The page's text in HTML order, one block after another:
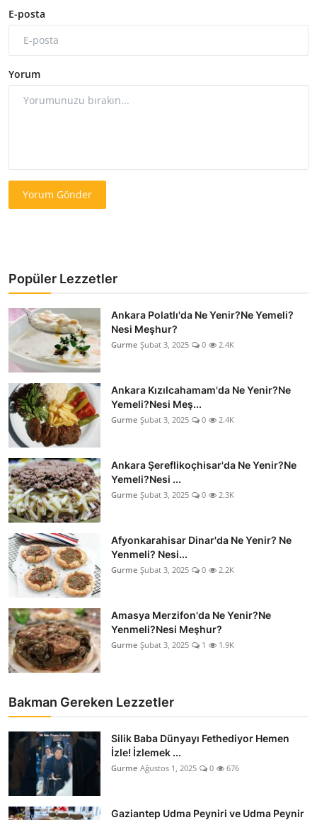
E-posta
Yorum
Yorum Gönder
Popüler Lezzetler
Ankara Polatlı'da Ne Yenir?Ne Yemeli?
Nesi Meşhur?
Gurme Şubat 3, 2025 0 2.4K
Ankara Kızılcahamam'da Ne Yenir?Ne
Yemeli?Nesi Meş...
Gurme Şubat 3, 2025 0 2.4K
Ankara Şereflikoçhisar'da Ne Yenir?Ne
Yemeli?Nesi ...
Gurme Şubat 3, 2025 0 2.3K
Afyonkarahisar Dinar'da Ne Yenir? Ne
Yenmeli? Nesi...
Gurme Şubat 3, 2025 0 2.2K
Amasya Merzifon'da Ne Yenir?Ne
Yenmeli?Nesi Meşhur?
Gurme Şubat 3, 2025 1 1.9K
Bakman Gereken Lezzetler
Silik Baba Dünyayı Fethediyor Hemen
İzle! İzlemek ...
Gurme Ağustos 1, 2025 0 676
Gaziantep Udma Peyniri ve Udma Peynir